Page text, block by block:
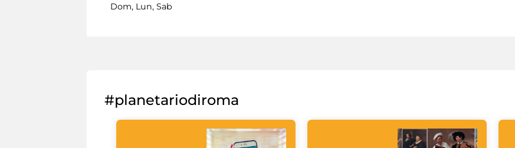
Dom, Lun, Sab
#planetariodiroma